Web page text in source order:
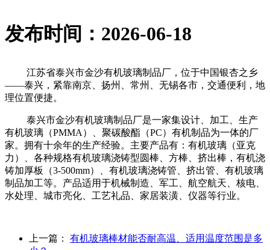
发布时间：2026-06-18
江苏省泰兴市金沙有机玻璃制品厂，位于中国银杏之乡
——泰兴，紧靠南京、扬州、常州、无锡各市，交通便利，地
理位置便捷。
泰兴市金沙有机玻璃制品厂是一家集设计、加工、生产
有机玻璃（PMMA）、聚碳酸酯（PC）有机制品为一体的厂
家。拥有十余年的生产经验。主要产品有：有机玻璃（亚克
力）、各种规格有机玻璃浇铸型圆棒、方棒、挤出棒，有机浇
铸加厚板（3-500mm）、有机玻璃浇铸管、挤出管、有机玻璃
制品加工等。产品适用于机械制造、军工、航空航天、核电、
水处理、城市亮化、工艺礼品、家居装潢、仪器等行业。
上一篇：
有机玻璃棒材能否耐高温、适用温度范围是多